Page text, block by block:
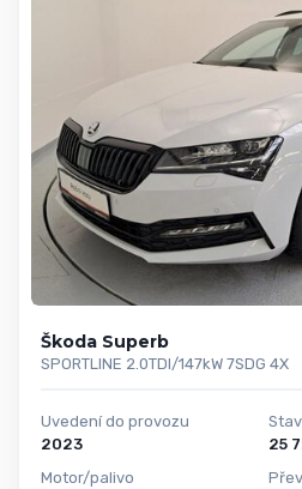
Škoda Superb
SPORTLINE 2.0TDI/147kW 7SDG 4X
Uvedení do provozu
2023
Motor/palivo